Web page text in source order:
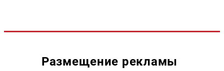
Размещение рекламы